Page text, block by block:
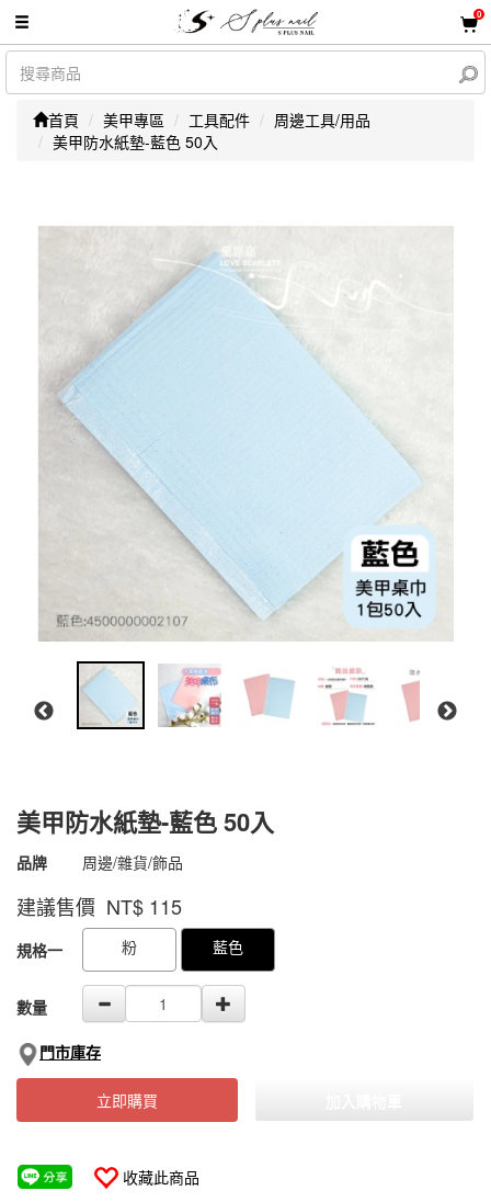
0
首頁 美甲專區 工具配件
周邊工具/用品
美甲防水紙墊-藍色 50入
美甲防水紙墊-藍色 50入
商品代號 4713282012383
4713282012383
品牌 周邊/雜貨/飾品
建議售價 NT$ 115
GOODS000000000000002503415
規格一 粉 藍色
數量
門市庫存
立即購買
收藏此商品